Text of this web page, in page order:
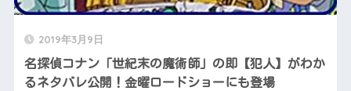
2019年3月9日
名探偵コナン「世紀末の魔術師」の即【犯人】がわか
るネタバレ公開！金曜ロードショーにも登場